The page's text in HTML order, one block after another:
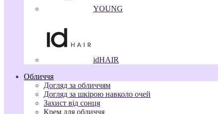
YOUNG
idHAIR
Обличчя
Догляд за обличчям
Догляд за шкірою навколо очей
Захист від сонця
Крем для обличчя